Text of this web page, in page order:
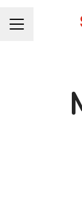
CARRIÈREMENU